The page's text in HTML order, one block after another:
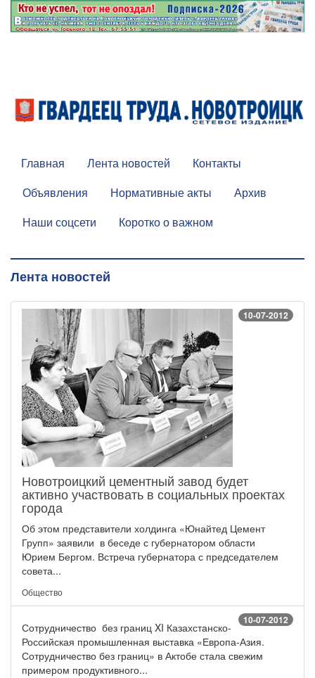
Главная Лента новостей
Контакты
Объявления
Нормативные акты
Архив
Наши соцсети
Коротко о важном
Лента новостей
10-07-2012
Новотроицкий цементный завод будет
активно участвовать в социальных проектах
города
Об этом представители холдинга «Юнайтед Цемент
Групп» заявили в беседе с губернатором области
Юрием Бергом. Встреча губернатора с председателем
совета...
Общество
10-07-2012
Сотрудничество без границ XI Казахстанско-
Российская промышленная выставка «Европа-Азия.
Сотрудничество без границ» в Актобе стала свежим
примером продуктивного...